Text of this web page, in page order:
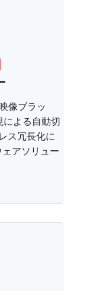
像ブラッ
による自動切
ス冗長化に
アソリュー